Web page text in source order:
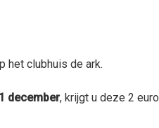
het clubhuis de ark.
december, krijgt u deze 2 euro